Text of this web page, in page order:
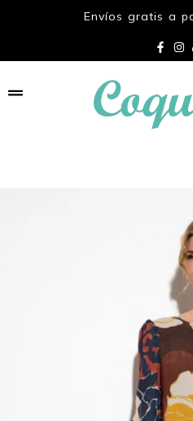
Envíos gratis a